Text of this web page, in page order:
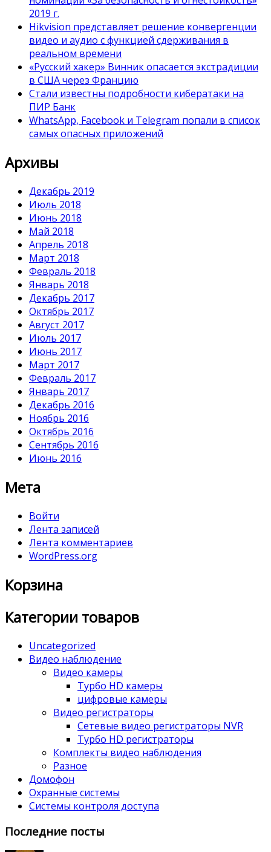
2019 г.
Hikvision представляет решение конвергенции
видео и аудио с функцией сдерживания в
реальном времени
«Русский хакер» Винник опасается экстрадиции
в США через Францию
Стали известны подробности кибератаки на
ПИР Банк
WhatsApp, Facebook и Telegram попали в список
самых опасных приложений
Архивы
Декабрь 2019
Июль 2018
Июнь 2018
Май 2018
Апрель 2018
Март 2018
Февраль 2018
Январь 2018
Декабрь 2017
Октябрь 2017
Август 2017
Июль 2017
Июнь 2017
Март 2017
Февраль 2017
Январь 2017
Декабрь 2016
Ноябрь 2016
Октябрь 2016
Сентябрь 2016
Июнь 2016
Мета
Войти
Лента записей
Лента комментариев
WordPress.org
Корзина
Категории товаров
Uncategorized
Видео наблюдение
Видео камеры
Турбо HD камеры
цифровые камеры
Видео регистраторы
Сетевые видео регистраторы NVR
Турбо HD регистраторы
Комплекты видео наблюдения
Разное
Домофон
Охранные системы
Системы контроля доступа
Последние посты